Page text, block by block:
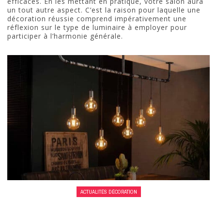
un tout autre aspect. C’est la raison pour laquelle une
décoration réussie comprend impérativement une
réflexion sur le type de luminaire à employer pour
participer à l’harmonie générale.
ACTUALITÉS DÉCORATION